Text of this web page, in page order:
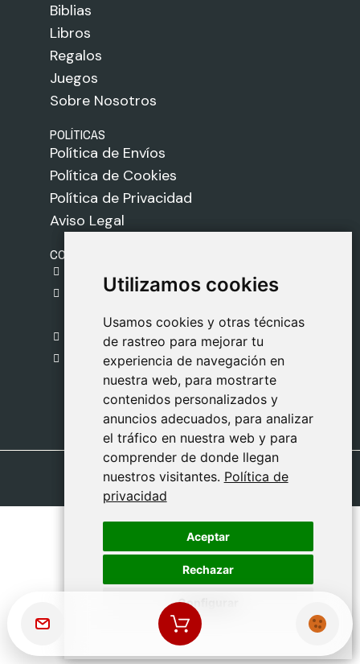
Utilizamos cookies
Usamos cookies y otras técnicas
de rastreo para mejorar tu
experiencia de navegación en
nuestra web, para mostrarte
contenidos personalizados y
anuncios adecuados, para analizar
el tráfico en nuestra web y para
comprender de donde llegan
nuestros visitantes. Política de
privacidad
Aceptar
Rechazar
Configurar
Utilizamos cookies
Usamos cookies y otras técnicas
de rastreo para mejorar tu
experiencia de navegación en
nuestra web, para mostrarte
contenidos personalizados y
anuncios adecuados, para analizar
el tráfico en nuestra web y para
comprender de donde llegan
nuestros visitantes. Política de
privacidad
Aceptar
Rechazar
Configurar
Biblias
Libros
Regalos
Juegos
Sobre Nosotros
POLÍTICAS
Política de Envíos
Política de Cookies
Política de Privacidad
Aviso Legal
CONTACTO
C. del Pradillo, 6, 28770 Colmenar Viejo,
Madrid
918 459 877
Lunes a Viernes
09:00 - 13:00